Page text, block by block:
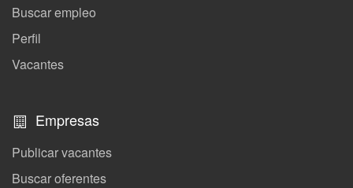
Buscar empleo
Perfil
Vacantes
Empresas
Publicar vacantes
Buscar oferentes